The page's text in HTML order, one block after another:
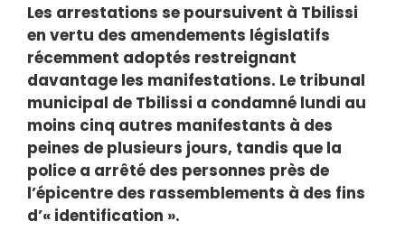
Les arrestations se poursuivent à Tbilissi
en vertu des amendements législatifs
récemment adoptés restreignant
davantage les manifestations. Le tribunal
municipal de Tbilissi a condamné lundi au
moins cinq autres manifestants à des
peines de plusieurs jours, tandis que la
police a arrêté des personnes près de
l’épicentre des rassemblements à des fins
d’« identification ».